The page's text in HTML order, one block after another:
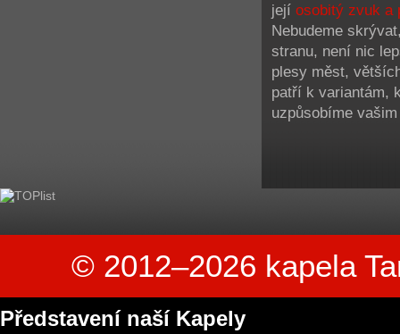
její osobitý zvuk a
Nebudeme
stranu, není nic
plesy měst,
patří k variantám,
uzpůsobíme
© 2012–2026 kapela
Představení naší Kapely